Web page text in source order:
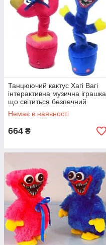
Танцюючий кактус Хагі Вагі
інтерактивна музична іграшка
що світиться безпечний
матеріал USB акумулятор
для дітей
Немає в наявності
664 ₴